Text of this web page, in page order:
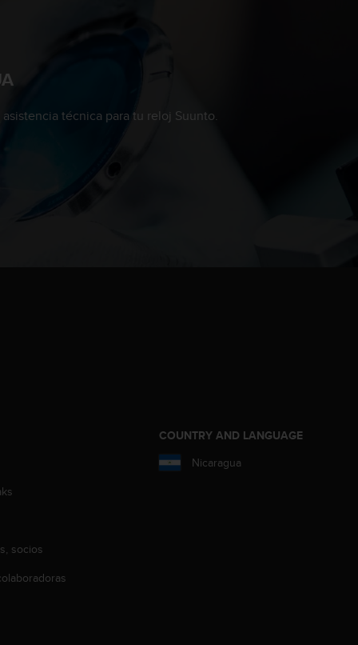
técnica para tu reloj Suunto.
socios
COUNTRY AND LANGUAGE
Nicaragua